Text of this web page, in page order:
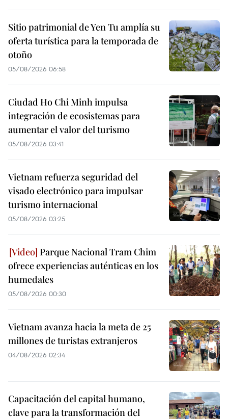
Sitio patrimonial de Yen Tu amplía su
oferta turística para la temporada de
otoño
05/08/2026 06:58
Ciudad Ho Chi Minh impulsa
integración de ecosistemas para
aumentar el valor del turismo
05/08/2026 03:41
Vietnam refuerza seguridad del
visado electrónico para impulsar
turismo internacional
05/08/2026 03:25
Parque Nacional Tram Chim
ofrece experiencias auténticas en los
humedales
05/08/2026 00:30
Vietnam avanza hacia la meta de 25
millones de turistas extranjeros
04/08/2026 02:34
Capacitación del capital humano,
clave para la transformación del